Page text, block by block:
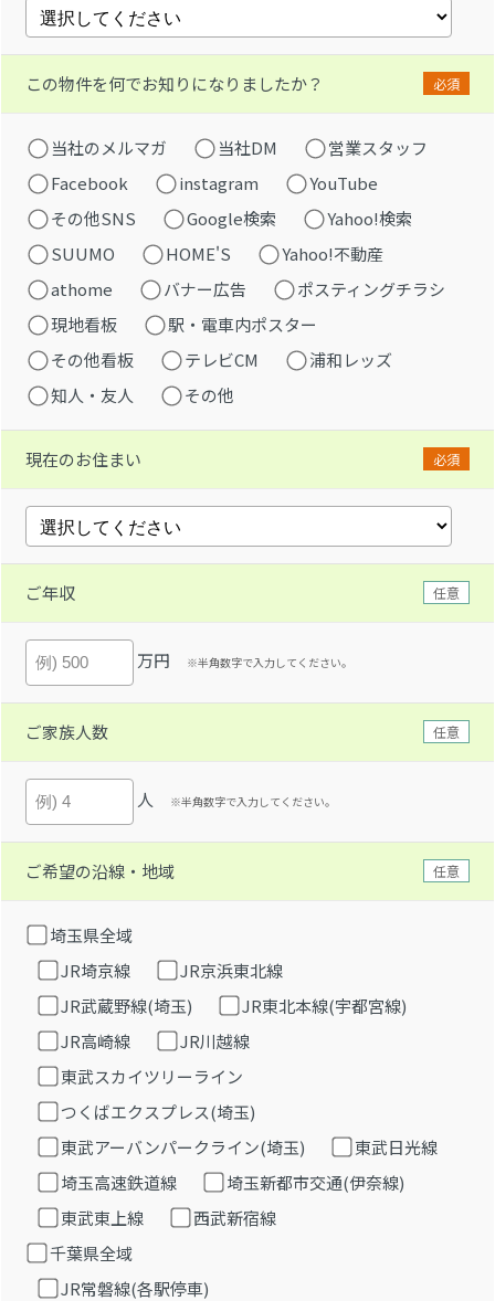
この物件を何でお知りになりましたか？ 必須
当社のメルマガ 当社DM
営業スタッフ
Facebook
instagram
YouTube
その他SNS
Google検索
Yahoo!検索
SUUMO
HOME'S
Yahoo!不動産
athome
バナー広告
ポスティングチラシ
現地看板
駅・電車内ポスター
その他看板
テレビCM
浦和レッズ
知人・友人
その他
現在のお住まい 必須
ご年収 任意
万円 ※半角数字で入力してください。
ご家族人数 任意
人 ※半角数字で入力してください。
ご希望の沿線・地域 任意
埼玉県全域
JR埼京線
JR京浜東北線
JR武蔵野線(埼玉)
JR東北本線(宇都宮線)
JR高崎線
JR川越線
東武スカイツリーライン
つくばエクスプレス(埼玉)
東武アーバンパークライン(埼玉)
東武日光線
埼玉高速鉄道線
埼玉新都市交通(伊奈線)
東武東上線
西武新宿線
千葉県全域
JR常磐線(各駅停車)